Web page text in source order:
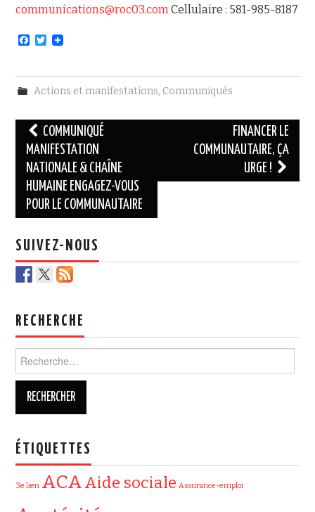
communications@roc03.comCellulaire : 581-985-8187
F
e
b
o
k
T
t
t
e
Actions et manifestations, Communiqués
Navigation
des
articles
COMMUNIQUÉ
MANIFESTATION
NATIONALE & CHAÎNE
HUMAINE ENGAGEZ-VOUS
POUR LE COMMUNAUTAIRE
FINANCER LE
COMMUNAUTAIRE, ÇA
URGE !
SUIVEZ-NOUS
RECHERCHE
ÉTIQUETTES
3e lien ACAAide sociale Assurance-emploi